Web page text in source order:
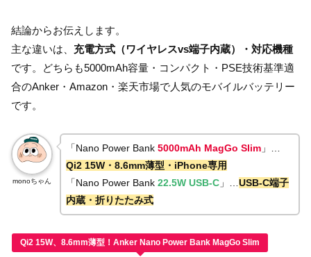
結論からお伝えします。
主な違いは、 充電方式（ワイヤレスvs端子内蔵）・対応機種
です。どちらも5000mAh容量・コンパクト・PSE技術基準適
合のAnker・Amazon・楽天市場で人気のモバイルバッテリー
です。
monoちゃん
「Nano Power Bank 5000mAh MagGo Slim 」…
Qi2 15W・8.6mm薄型・iPhone専用
「Nano Power Bank 22.5W USB-C 」… USB-C端子
内蔵・折りたたみ式
Qi2 15W、8.6mm薄型！Anker Nano Power Bank MagGo Slim